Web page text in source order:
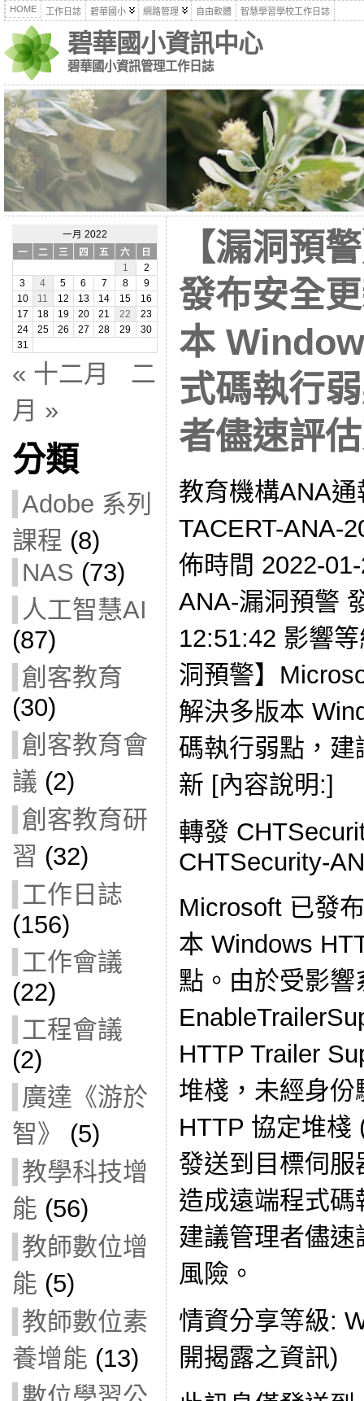
HOME 工作日誌 碧華國小 網路管理 自由軟體 智慧學習學校工作日誌
碧華國小資訊中心
碧華國小資訊管理工作日誌
一月 2022
一
二 三 四 五 六
日
1
2
3
4 5 6 7 8
9
10
11 12 13 14 15
16
17
18 19 20 21 22
23
24
25 26 27 28 29
30
31
« 十二月
二
月 »
分類
Adobe 系列
課程 (8)
NAS (73)
人工智慧AI
(87)
創客教育
(30)
創客教育會
議 (2)
創客教育研
習 (32)
工作日誌
(156)
工作會議
(22)
工程會議
(2)
廣達《游於
智》
(5)
教學科技增
能 (56)
教師數位增
能 (5)
教師數位素
養增能 (13)
【漏洞預
發布安全
本
式碼執行
者儘速評
教育機構ANA
TACERT-ANA-
佈時間 2022-
ANA-漏洞預警
12:51:42 影響
洞預警】
解決多版本
碼執行弱點，
新 [內容說明:]
轉發
CHTSecurity-
Microsoft 已發
本 Windows
點。由於受影響
HTTP Trailer
堆棧，未經身
HTTP 協定堆棧
發送到目標伺
造成遠端程式
建議管理者儘
風險。
情資分享等級:
開揭露之資訊)